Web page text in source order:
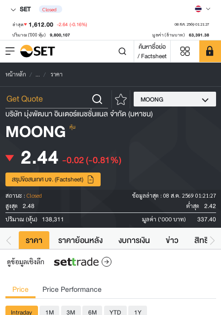
SET Closed
ล่าสุด 1,612.00 -2.64 (-0.16%) 08 ส.ค. 2569 01:21:27
ปริมาณ ('000 หุ้น) 9,800,107 มูลค่า (ล้านบาท) 63,391.38
ค้นหาชื่อย่อ
/ Factsheet
หน้าหลัก ... ราคา
MOONG
บริษัท มุ่งพัฒนา อินเตอร์แนชชั่นแนล จำกัด (มหาชน)
MOONG หุ้น
2.44 -0.02(-0.81%)
สรุปข้อสนเทศ บจ. (Factsheet)
สถานะ : Closed ข้อมูลล่าสุด : 08 ส.ค. 2569 01:21:27
สูงสุด
2.48 ต่ำสุด 2.42
ปริมาณ (หุ้น) 138,311 มูลค่า ('000 บาท) 337.40
ราคา ราคาย้อนหลัง งบการเงิน ข่าว สิทธิปร
ดูข้อมูลเชิงลึก
Price Price Performance
Intraday 1M 3M 6M YTD
1Y